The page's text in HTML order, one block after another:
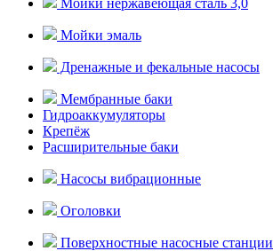
Мойки нержавеющая сталь 3,0
Мойки эмаль
Дренажные и фекальные насосы
Мембранные баки
Гидроаккумуляторы
Крепёж
Расширительные баки
Насосы вибрационные
Оголовки
Поверхностные насосные станции